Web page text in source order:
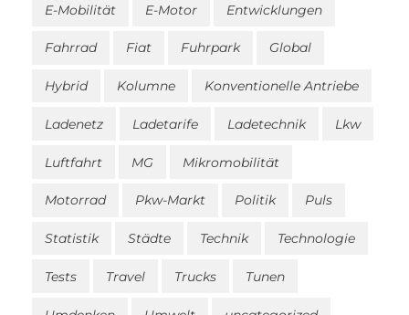
E-Mobilität E-Motor Entwicklungen
Fahrrad Fiat Fuhrpark Global
Hybrid Kolumne Konventionelle Antriebe
Ladenetz Ladetarife Ladetechnik Lkw
Luftfahrt MG Mikromobilität
Motorrad Pkw-Markt Politik Puls
Statistik Städte Technik Technologie
Tests Travel Trucks Tunen